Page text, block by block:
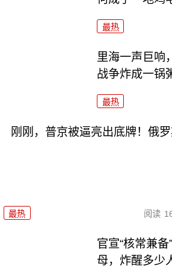
最热
里海一声巨响
战争炸成一锅
最热
刚刚，普京被逼亮出底牌！俄罗
最热 阅读
官宣“核常兼
母，炸醒多少